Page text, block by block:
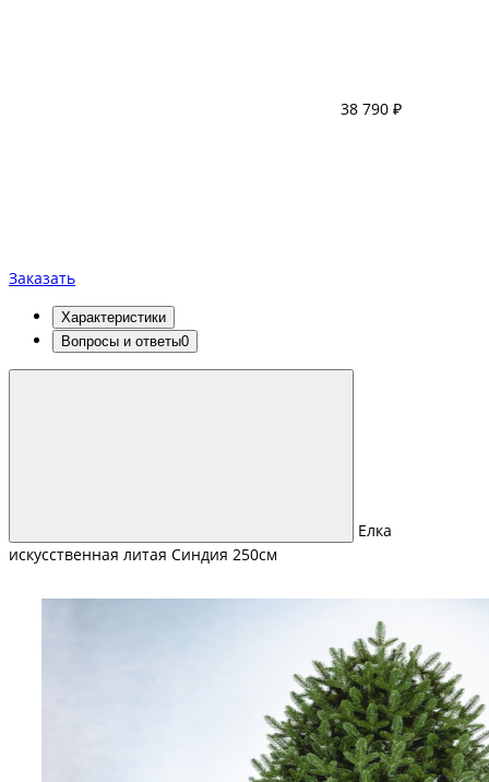
38 790 ₽
Заказать
Характеристики
Вопросы и ответы0
Елка
искусственная литая Синдия 250см